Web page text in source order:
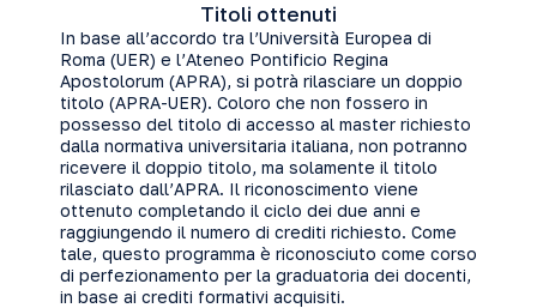
Titoli ottenuti
In base all’accordo tra l’Università Europea di
Roma (UER) e l’Ateneo Pontificio Regina
Apostolorum (APRA), si potrà rilasciare un doppio
titolo (APRA-UER). Coloro che non fossero in
possesso del titolo di accesso al master richiesto
dalla normativa universitaria italiana, non potranno
ricevere il doppio titolo, ma solamente il titolo
rilasciato dall’APRA. Il riconoscimento viene
ottenuto completando il ciclo dei due anni e
raggiungendo il numero di crediti richiesto. Come
tale, questo programma è riconosciuto come corso
di perfezionamento per la graduatoria dei docenti,
in base ai crediti formativi acquisiti.